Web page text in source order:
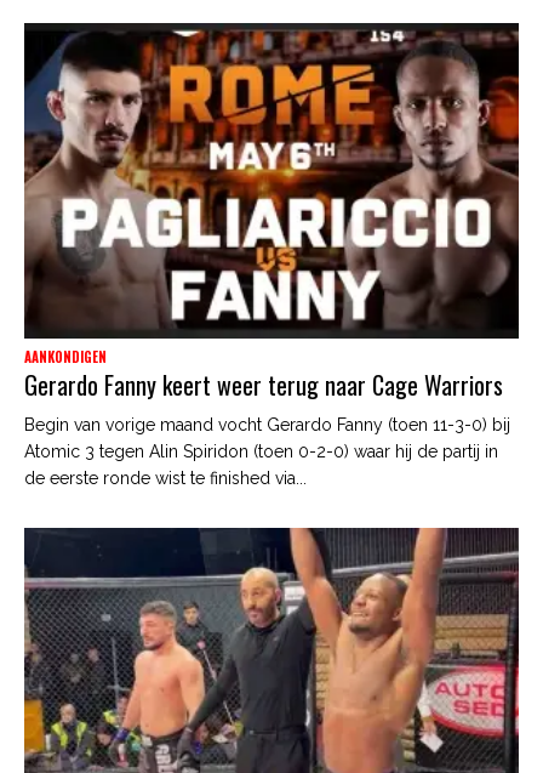
AANKONDIGEN
Gerardo Fanny keert weer terug naar Cage Warriors
Begin van vorige maand vocht Gerardo Fanny (toen 11-3-0) bij
Atomic 3 tegen Alin Spiridon (toen 0-2-0) waar hij de partij in
de eerste ronde wist te finished via...